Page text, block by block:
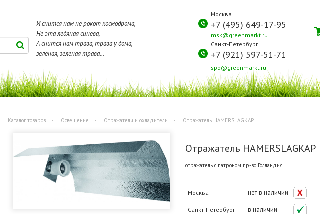
И снится нам не рокот космодрома,
Не эта ледяная синева,
А снится нам трава, трава у дома,
зеленая, зеленая трава...
Москва
+7 (495) 649-17-95
msk@greenmarkt.ru
Санкт-Петербург
+7 (921) 597-51-71
spb@greenmarkt.ru
Каталог товаров Освещение Отражатели и охладители Отражатель HAMERSLAGKAP
Отражатель HAMERSLAGKAP
отражатель с патроном пр-во Голландия
Москва нет в наличии
Санкт-Петербург в наличии